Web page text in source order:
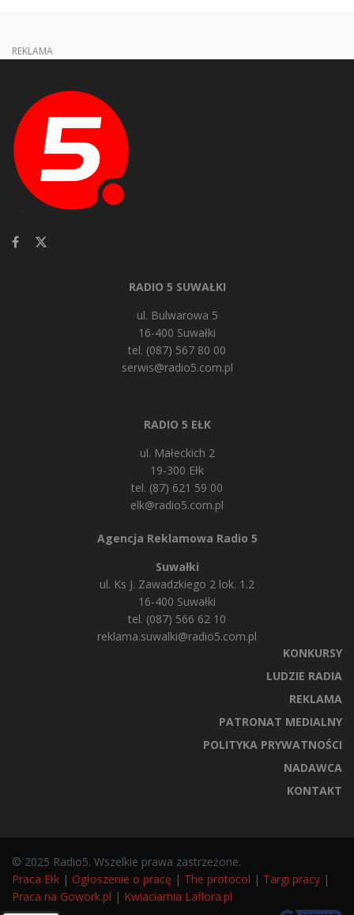
REKLAMA
RADIO 5 SUWAŁKI
ul. Bulwarowa 5
16-400 Suwałki
tel. (087) 567 80 00
serwis@radio5.com.pl
RADIO 5 EŁK
ul. Małeckich 2
19-300 Ełk
tel. (87) 621 59 00
elk@radio5.com.pl
Agencja Reklamowa Radio 5
Suwałki
ul. Ks J. Zawadzkiego 2 lok. 1.2
16-400 Suwałki
tel. (087) 566 62 10
reklama.suwalki@radio5.com.pl
KONKURSY
LUDZIE RADIA
REKLAMA
PATRONAT MEDIALNY
POLITYKA PRYWATNOŚCI
NADAWCA
KONTAKT
© 2025 Radio5. Wszelkie prawa zastrzeżone.
Praca Ełk | Ogłoszenie o pracę | The protocol | Targi pracy |
Praca na Gowork.pl | Kwiaciarnia Laflora.pl